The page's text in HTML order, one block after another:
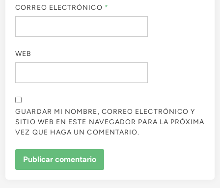
CORREO ELECTRÓNICO *
WEB
GUARDAR MI NOMBRE, CORREO ELECTRÓNICO Y
SITIO WEB EN ESTE NAVEGADOR PARA LA PRÓXIMA
VEZ QUE HAGA UN COMENTARIO.